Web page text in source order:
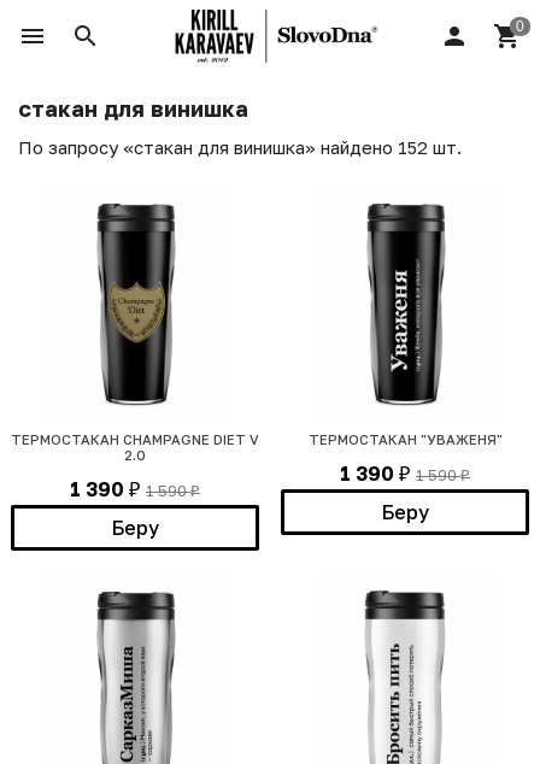
стакан для винишка
По запросу «стакан для винишка» найдено 152 шт.
ТЕРМОСТАКАН CHAMPAGNE DIET V
2.0
1 390 ₽ 1 590₽
Беру
ТЕРМОСТАКАН "УВАЖЕНЯ"
1 390 ₽ 1 590₽
Беру